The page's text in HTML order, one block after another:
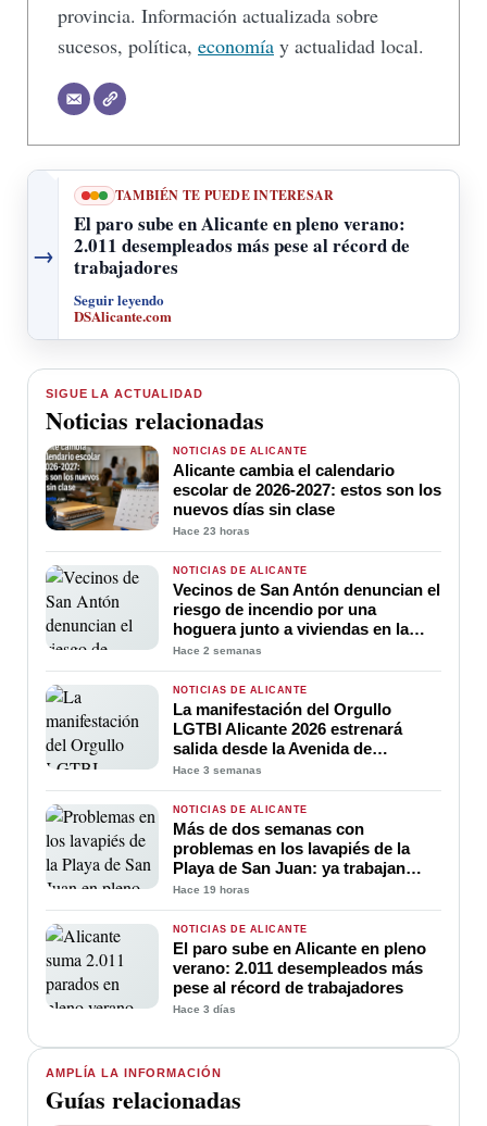
provincia. Información actualizada sobre
sucesos, política, economía y actualidad local.
→
TAMBIÉN TE PUEDE INTERESAR
El paro sube en Alicante en pleno verano:
2.011 desempleados más pese al récord de
trabajadores
Seguir leyendo
DSAlicante.com
AMPLÍA LA INFORMACIÓN
Guías relacionadas
SIGUE LA ACTUALIDAD
Noticias relacionadas
NOTICIAS DE ALICANTE
Alicante cambia el calendario
escolar de 2026-2027: estos son los
nuevos días sin clase
Hace 23 horas
NOTICIAS DE ALICANTE
Vecinos de San Antón denuncian el
riesgo de incendio por una
hoguera junto a viviendas en la
calle Peligros
Hace 2 semanas
NOTICIAS DE ALICANTE
La manifestación del Orgullo
LGTBI Alicante 2026 estrenará
salida desde la Avenida de
Maisonnave para ganar visibilidad
y convertir el inicio de la marcha en
una gran celebración de la
diversidad
Hace 3 semanas
NOTICIAS DE ALICANTE
Más de dos semanas con
problemas en los lavapiés de la
Playa de San Juan: ya trabajan
para soluciona
Hace 19 horas
NOTICIAS DE ALICANTE
El paro sube en Alicante en pleno
verano: 2.011 desempleados más
pese al récord de trabajadores
Hace 3 días